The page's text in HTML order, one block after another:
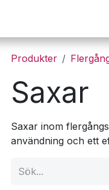
Produkter
Saxar
Saxar inom
användning och ett